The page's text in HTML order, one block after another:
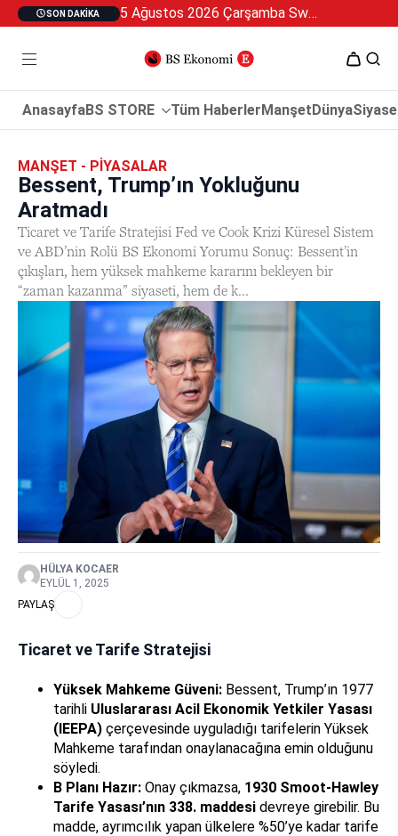
SON DAKIKA 5 Ağustos 2026 Çarşamba Swan Özel 2
AnasayfaBS STORE Tüm HaberlerManşetDünya
MANŞET - PIYASALAR
Bessent, Trump’ın Yokluğunu
Aratmadı
Ticaret ve Tarife Stratejisi Fed ve Cook Krizi Küresel Sistem
ve ABD’nin Rolü BS Ekonomi Yorumu Sonuç: Bessent’in
çıkışları, hem yüksek mahkeme kararını bekleyen bir
“zaman kazanma” siyaseti, hem de k...
HÜLYA KOCAER
EYLÜL 1, 2025
PAYLAŞ
Ticaret ve Tarife Stratejisi
Yüksek Mahkeme Güveni: Bessent, Trump’ın 1977
tarihli Uluslararası Acil Ekonomik Yetkiler Yasası
(IEEPA) çerçevesinde uyguladığı tarifelerin Yüksek
Mahkeme tarafından onaylanacağına emin olduğunu
söyledi.
B Planı Hazır: Onay çıkmazsa, 1930 Smoot-Hawley
Tarife Yasası’nın 338. maddesi devreye girebilir. Bu
madde, ayrımcılık yapan ülkelere %50’ye kadar tarife